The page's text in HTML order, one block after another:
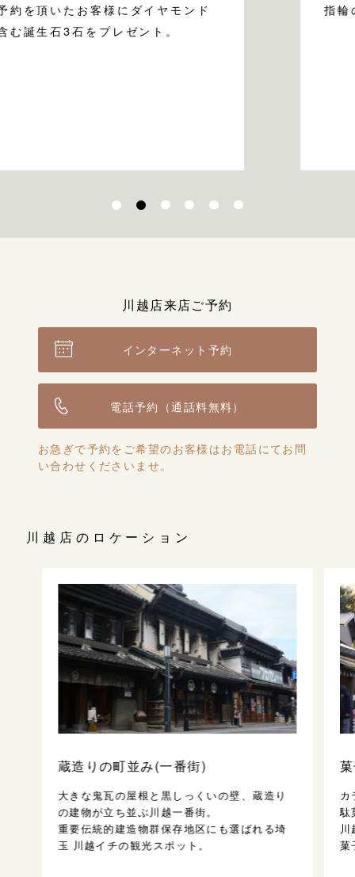
約を頂いたお客様にダイヤモンド
む誕生石3石をプレゼント。
指輪
川越店来店ご予約
インターネット予約
電話予約（通話料無料）
お急ぎで予約をご希望のお客様はお電話にてお問
い合わせくださいませ。
川越店のロケーション
蔵造りの町並み(一番街)
大きな鬼瓦の屋根と黒しっくいの壁、蔵造り
の建物が立ち並ぶ川越一番街。
重要伝統的建造物群保存地区にも選ばれる埼
玉 川越イチの観光スポット。
カ
駄
菓